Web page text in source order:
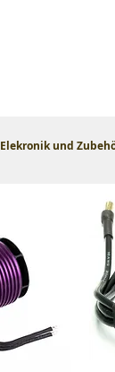
Elekronik und